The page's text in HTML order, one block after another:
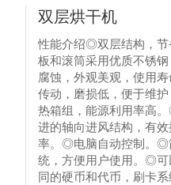
双层烘干机
性能介绍◎双层结构，
板和滚筒采用优质不锈
腐蚀，外观美观，使用
传动，磨损低，便于维
热箱组，能源利用率高
进的轴向进风结构，有
率。◎电脑自动控制。◎
统，方便用户使用。◎可
同的硬币和代币，刷卡系